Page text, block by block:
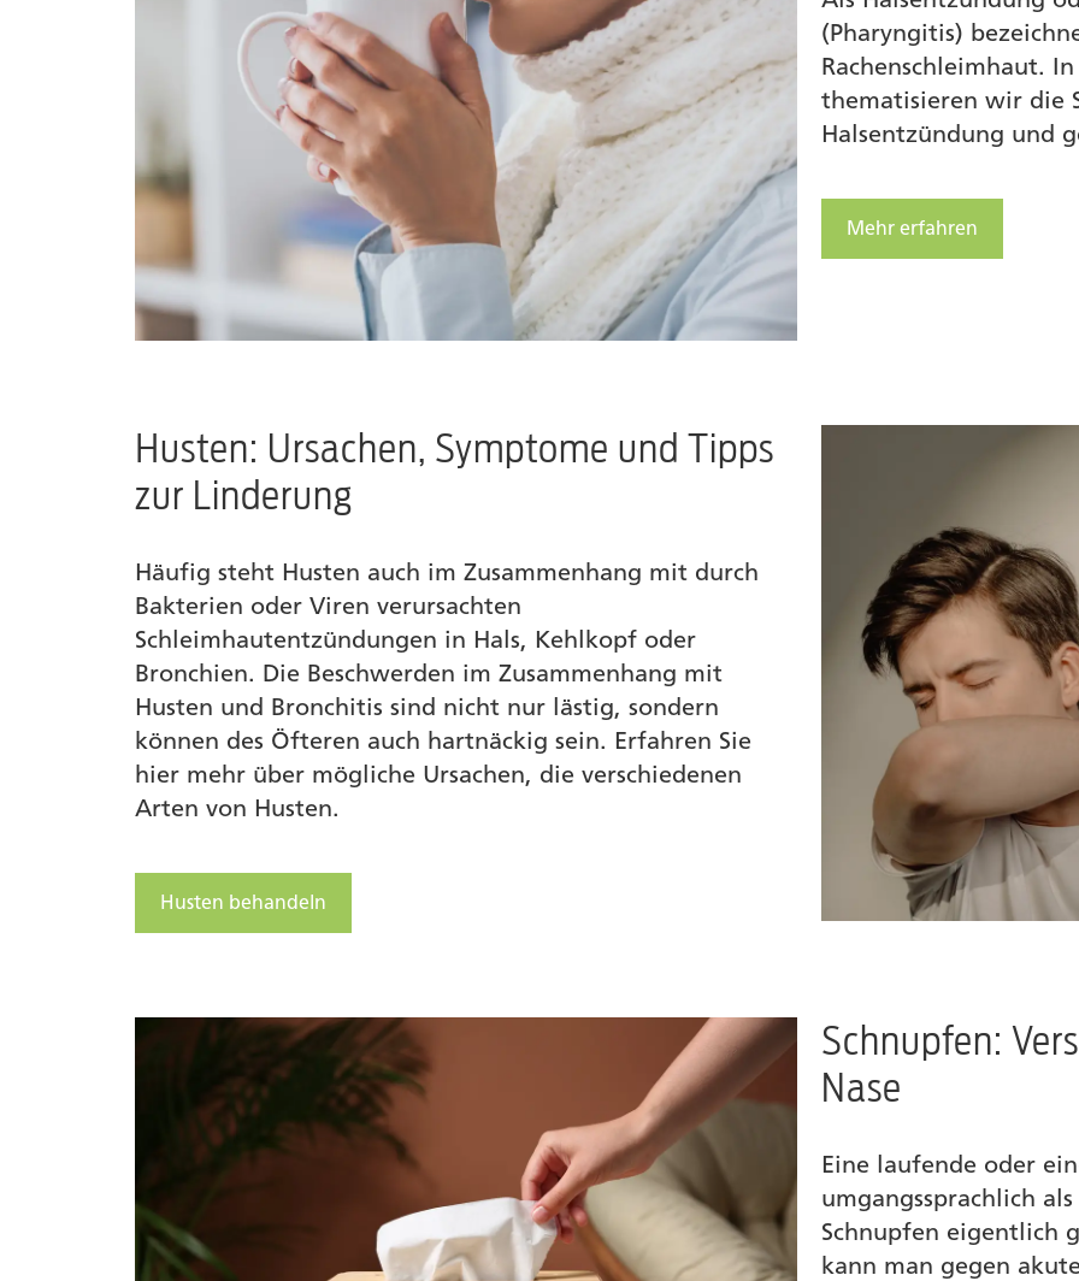
(Pharyngitis)
Rachenschleimhaut.
thematisieren wir die
Halsentzündung und
Mehr erfahren
Husten: Ursachen, Symptome und Tipps
zur Linderung
Häufig steht Husten auch im Zusammenhang mit durch
Bakterien oder Viren verursachten
Schleimhautentzündungen in Hals, Kehlkopf oder
Bronchien. Die Beschwerden im Zusammenhang mit
Husten und Bronchitis sind nicht nur lästig, sondern
können des Öfteren auch hartnäckig sein. Erfahren Sie
hier mehr über mögliche Ursachen, die verschiedenen
Arten von Husten.
Husten behandeln
Schnupfen:
Nase
Eine laufende oder
umgangssprachlich
Schnupfen eigentlich
kann man gegen